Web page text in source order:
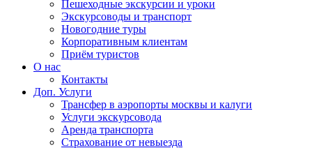
Пешеходные экскурсии и уроки
Экскурсоводы и транспорт
Новогодние туры
Корпоративным клиентам
Приём туристов
О нас
Контакты
Доп. Услуги
Трансфер в аэропорты москвы и калуги
Услуги экскурсовода
Аренда транспорта
Страхование от невыезда